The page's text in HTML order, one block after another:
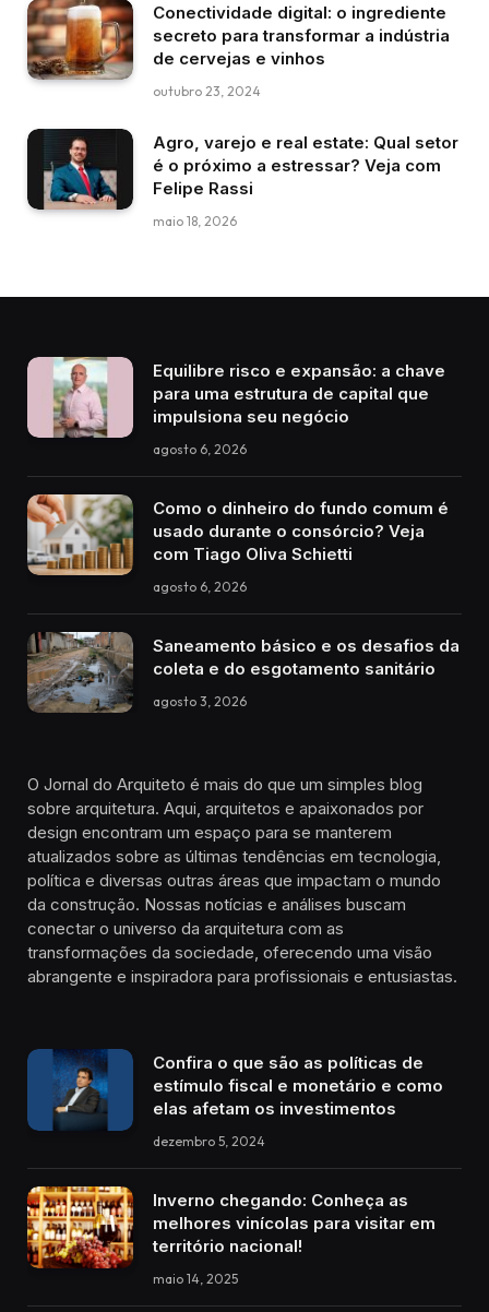
Conectividade digital: o ingrediente
secreto para transformar a indústria
de cervejas e vinhos
outubro 23, 2024
Agro, varejo e real estate: Qual setor
é o próximo a estressar? Veja com
Felipe Rassi
maio 18, 2026
Equilibre risco e expansão: a chave
para uma estrutura de capital que
impulsiona seu negócio
agosto 6, 2026
Como o dinheiro do fundo comum é
usado durante o consórcio? Veja
com Tiago Oliva Schietti
agosto 6, 2026
Saneamento básico e os desafios da
coleta e do esgotamento sanitário
agosto 3, 2026
O Jornal do Arquiteto é mais do que um simples blog
sobre arquitetura. Aqui, arquitetos e apaixonados por
design encontram um espaço para se manterem
atualizados sobre as últimas tendências em tecnologia,
política e diversas outras áreas que impactam o mundo
da construção. Nossas notícias e análises buscam
conectar o universo da arquitetura com as
transformações da sociedade, oferecendo uma visão
abrangente e inspiradora para profissionais e entusiastas.
Confira o que são as políticas de
estímulo fiscal e monetário e como
elas afetam os investimentos
dezembro 5, 2024
Inverno chegando: Conheça as
melhores vinícolas para visitar em
território nacional!
maio 14, 2025